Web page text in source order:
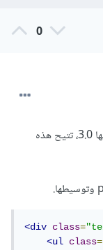
0
قامت Bootstrap بإضافة كلاس جديد في نسختها 3.0، تتيح هذه
<div class=
<ul
class